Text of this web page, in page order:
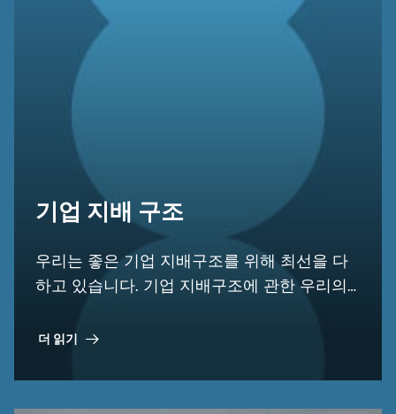
기업 지배 구조
우리는 좋은 기업 지배구조를 위해 최선을 다
하고 있습니다. 기업 지배구조에 관한 우리의
에 명시되어 있습니다.
더 읽기